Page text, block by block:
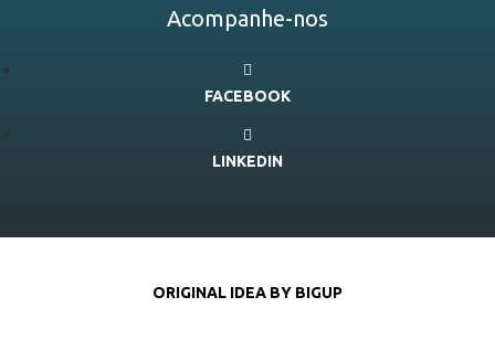
Acompanhe-nos
FACEBOOK
LINKEDIN
ORIGINAL IDEA BY BIGUP